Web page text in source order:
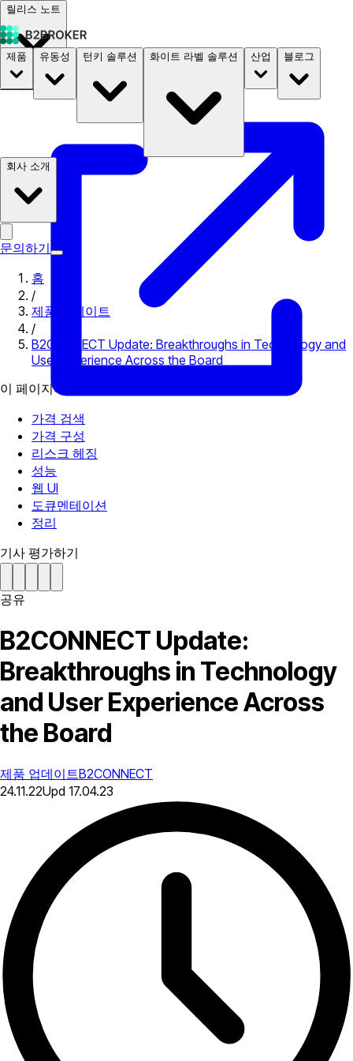
릴리스 노트
문서 요금B2STORE
제품 유동성 턴키 솔루션 화이트 라벨 솔루션 산업 블로그
회사 소개
문의하기
홈
/
제품 업데이트
/
B2CONNECT Update: Breakthroughs in Technology and
User Experience Across the Board
이 페이지에서
가격 검색
가격 구성
리스크 헤징
성능
웹 UI
도큐멘테이션
정리
기사 평가하기
공유
B2CONNECT Update:
Breakthroughs in Technology
and User Experience Across
the Board
제품 업데이트B2CONNECT
24.11.22Upd 17.04.23